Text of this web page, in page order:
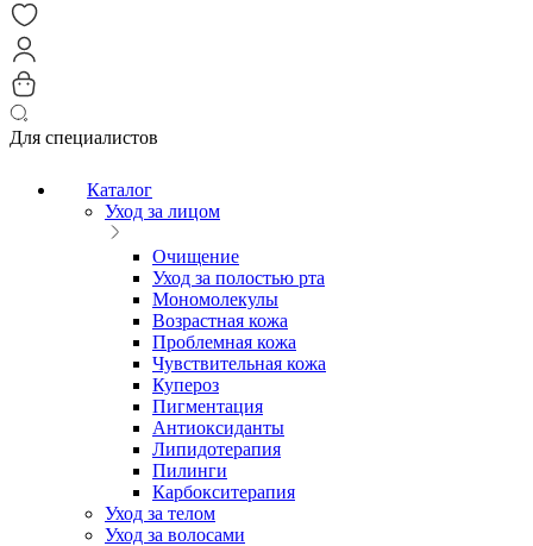
Для специалистов
Каталог
Уход за лицом
Очищение
Уход за полостью рта
Мономолекулы
Возрастная кожа
Проблемная кожа
Чувствительная кожа
Купероз
Пигментация
Антиоксиданты
Липидотерапия
Пилинги
Карбокситерапия
Уход за телом
Уход за волосами